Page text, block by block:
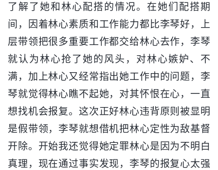
了解了她和林心配搭的情况。在她们配搭期
间，因着林心素质和工作能力都比李琴好，上
层带领把很多重要工作都交给林心去作，李琴
就认为林心抢了她的风头，对林心嫉妒、不
满，加上林心又经常指出她工作中的问题，李
琴就觉得林心瞧不起她，对其怀恨在心，一直
想找机会报复。这次正好林心违背原则被显明
是假带领，李琴就想借机把林心定性为敌基督
开除。开始我还觉得她定罪林心是因为不明白
真理，现在通过事实发现，李琴的报复心太强